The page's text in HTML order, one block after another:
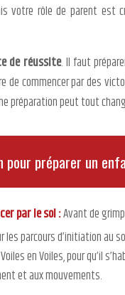
votre rôle de parent est
de réussite. Il faut
commencer par des
préparation peut tout
pour préparer un
par le sol :Avant de
les parcours d’initiation au
en Voiles, pour qu’il
et aux mouvements.